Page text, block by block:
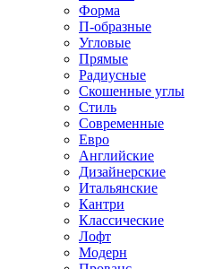
Форма
П-образные
Угловые
Прямые
Радиусные
Скошенные углы
Стиль
Современные
Евро
Английские
Дизайнерские
Итальянские
Кантри
Классические
Лофт
Модерн